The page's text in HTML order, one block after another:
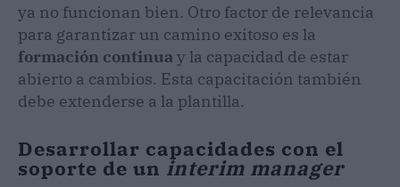
ya no funcionan bien. Otro factor de relevancia
para garantizar un camino exitoso es la
formación continua y la capacidad de estar
abierto a cambios. Esta capacitación también
debe extenderse a la plantilla.
Desarrollar capacidades con el
soporte de un interim manager